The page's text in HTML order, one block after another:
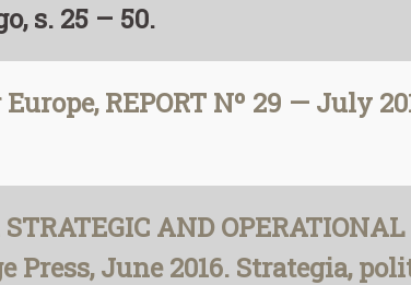
s. 25 – 50.
REPORT Nº 29 — July
AND
Press, June 2016. Strategia,